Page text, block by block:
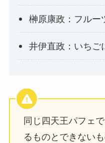
榊原康政：フルー
井伊直政：いちご
同じ四天王パフェ
るものとできない